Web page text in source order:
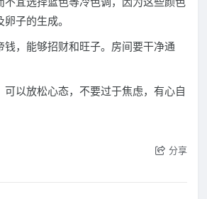
子的生成。
钱，能够招财和旺子。房间要干净通
可以放松心态，不要过于焦虑，有心自
分享